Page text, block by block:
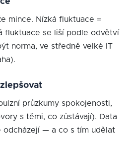
mince. Nízká fluktuace =
fluktuace se liší podle odvětví
norma, ve středně velké IT
průzkumy spokojenosti,
s těmi, co zůstávají). Data
odcházejí — a co s tím udělat